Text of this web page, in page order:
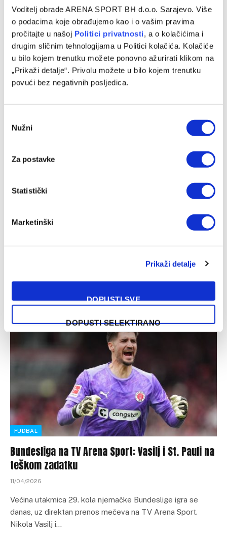
Voditelj obrade ARENA SPORT BH d.o.o. Sarajevo. Više
o podacima koje obrađujemo kao i o vašim pravima
pročitajte u našoj Politici privatnosti, a o kolačićima i
drugim sličnim tehnologijama u Politici kolačića. Kolačiće
u bilo kojem trenutku možete ponovno ažurirati klikom na
„Prikaži detalje“. Privolu možete u bilo kojem trenutku
povući bez negativnih posljedica.
Selection
Nužni
Za postavke
Statistički
Marketinški
Prikaži detalje
DOPUSTI SVE
DOPUSTI SELEKTIRANO
St. Pauli – Koln, Bundeslige
15/04/2026
St. Pauli i Koln u petak navečer (20:30) igraju utakmicu 30.
kola njemačke Bundeslige. Susret pratite uz direktan TV
prenos…
Bayern napunio mrežu Nikole Vasilja i postavio
Bayern Munchen oborio je rekord svih vremena Bundeslige
po broju postignutih golova u jednoj sezoni, pobijedivši u
FUDBAL
Bundesliga na TV Arena Sport: Vasilj i St. Pauli na
teškom zadatku
11/04/2026
Većina utakmica 29. kola njemačke Bundeslige igra se
danas, uz direktan prenos mečeva na TV Arena Sport.
Nikola Vasilj i…